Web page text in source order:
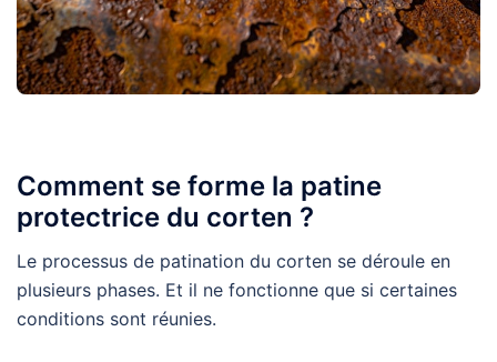
Comment se forme la patine
protectrice du corten ?
Le processus de patination du corten se déroule en
plusieurs phases. Et il ne fonctionne que si certaines
conditions sont réunies.